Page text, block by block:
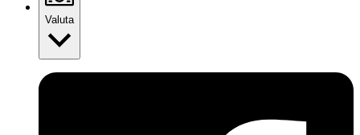
Valuta